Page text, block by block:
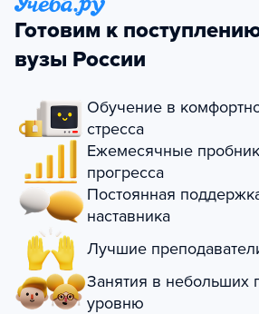
Готовим к
вузы России
Обучение в
стресса
Ежемесячные
прогресса
Постоянная
наставника
Лучшие
Занятия в небольших
уровню